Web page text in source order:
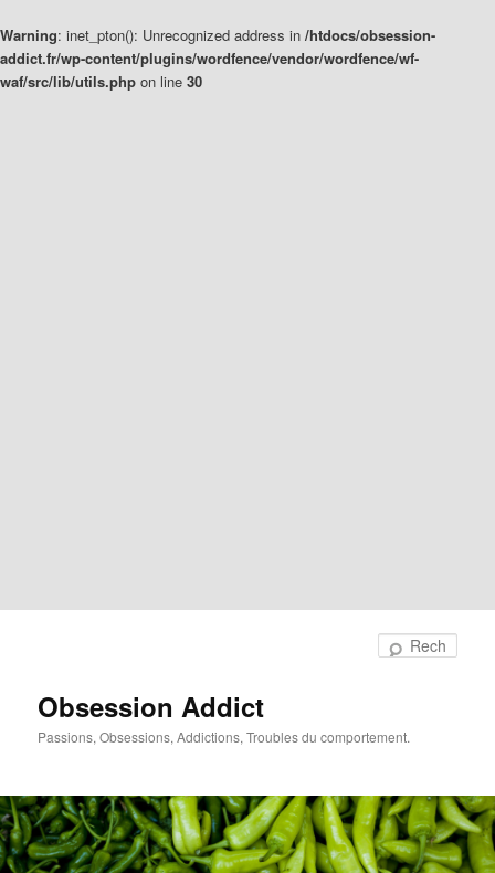
Warning: inet_pton(): Unrecognized address in /htdocs/obsession-
addict.fr/wp-content/plugins/wordfence/vendor/wordfence/wf-
waf/src/lib/utils.php on line 30
Obsession Addict
Passions, Obsessions, Addictions, Troubles du comportement.